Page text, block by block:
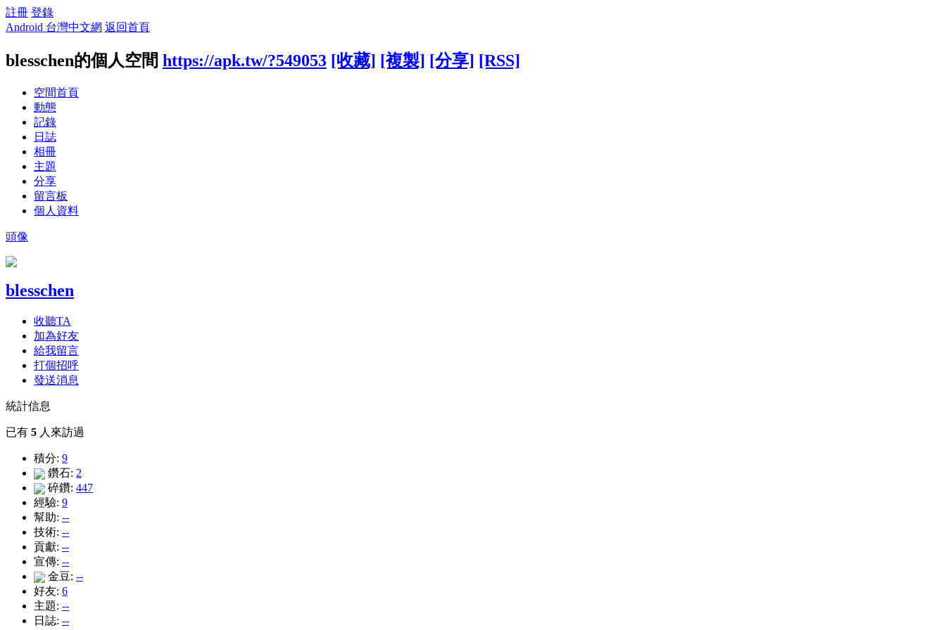
註冊 登錄
Android 台灣中文網 返回首頁
blesschen的個人空間 https://apk.tw/?549053 [收藏] [複製] [分享] [RSS]
空間首頁
動態
記錄
日誌
相冊
主題
分享
留言板
個人資料
頭像
blesschen
收聽TA
加為好友
給我留言
打個招呼
發送消息
統計信息
已有 5 人來訪過
積分: 9
鑽石: 2
碎鑽: 447
經驗: 9
幫助: --
技術: --
貢獻: --
宣傳: --
金豆: --
好友: 6
主題: --
日誌: --